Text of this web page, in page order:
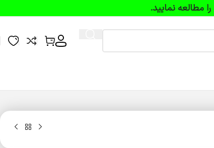
را مطالعه نمایید.